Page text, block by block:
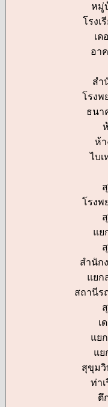
หมู่
โรงเ
เด
อา
สำ
โรงพ
ธนา
ห้า
ไบ
โรงพ
แย
สำนัก
แยก
สถานีร
เ
แย
แย
สุขุมวิ
ท่า
ตึ